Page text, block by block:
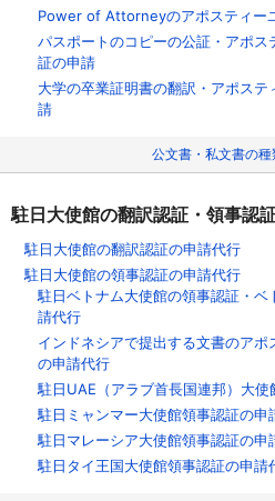
Power of Attorneyのアポスティー
パスポートのコピーの公証・アポ
証の申請
大学の卒業証明書の翻訳・アポス
請
公文書・私文書の
駐日大使館の翻訳認証・領事認
駐日大使館の翻訳認証の申請代行
駐日大使館の領事認証の申請代行
駐日ベトナム大使館の領事認証・
請代行
インドネシアで提出する文書のア
の申請代行
駐日UAE（アラブ首長国連邦）大
駐日ミャンマー大使館領事認証の申
駐日マレーシア大使館領事認証の申
駐日タイ王国大使館領事認証の申請